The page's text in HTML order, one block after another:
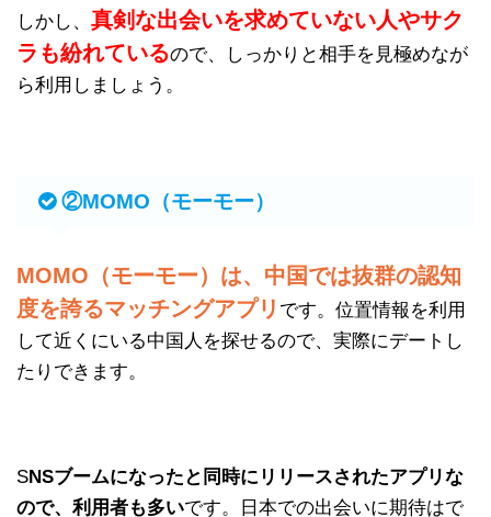
しかし、 真剣な出会いを求めていない人やサク
ラも紛れているので、しっかりと相手を見極めなが
ら利用しましょう。
②MOMO（モーモー）
MOMO（モーモー）は、中国では抜群の認知
度を誇るマッチングアプリ です。位置情報を利用
して近くにいる中国人を探せるので、実際にデートし
たりできます。
SNSブームになったと同時にリリースされたアプリな
ので、利用者も多いです。日本での出会いに期待はで